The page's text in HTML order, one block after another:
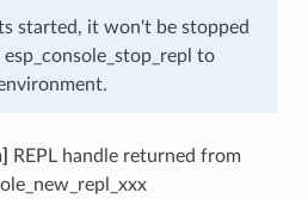
started, it won't be stopped
to
REPL handle returned from